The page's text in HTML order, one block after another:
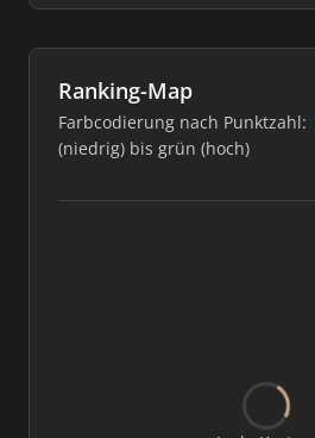
Ranking-Map
Farbcodierung nach Punktzahl:
(niedrig) bis grün (hoch)